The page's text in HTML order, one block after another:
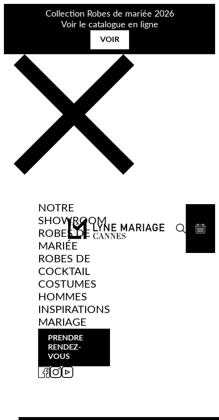
Collection Robes de mariée 2026
Voir le catalogue en ligne
VOIR
NOTRE
SHOWROOM
ROBES DE
MARIÉE
ROBES DE
COCKTAIL
COSTUMES
HOMMES
INSPIRATIONS
MARIAGE
PRENDRE
RENDEZ-
VOUS